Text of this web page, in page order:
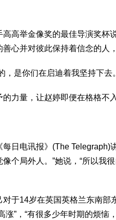
举金像奖的最佳导演奖杯
善心并对彼此保持着信念的人
是你们在启迪着我坚持下去
量，让赵婷即便在格格不入
电讯报》(The Telegraph)
个局外人。”她说，“所以我
14岁在英国英格兰东南部
涨”，“有很多少年时期的烦恼